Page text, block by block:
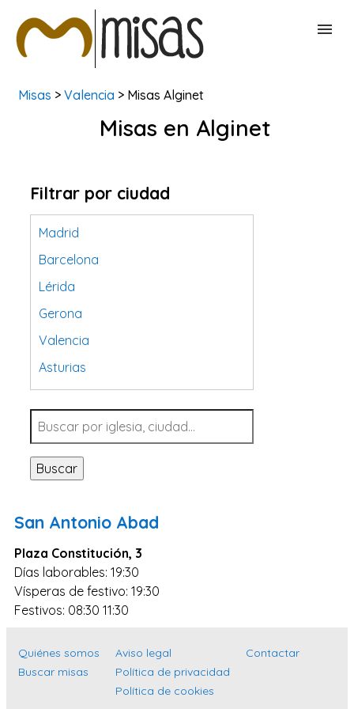
BUSCAR MISAS
Misas > Valencia > Misas Alginet
Misas en Alginet
Filtrar por ciudad
Madrid
Barcelona
Lérida
Gerona
Valencia
Asturias
Tarragona
Navarra
Valladolid
Sevilla
Santa Cruz de Tenerife
Cantabria
Islas Baleares
Las Palmas
Buscar
San Antonio Abad
Plaza Constitución, 3
Días laborables: 19:30
Vísperas de festivo: 19:30
Festivos: 08:30 11:30
Quiénes somos
Buscar misas
Aviso legal
Política de privacidad
Política de cookies
Contactar